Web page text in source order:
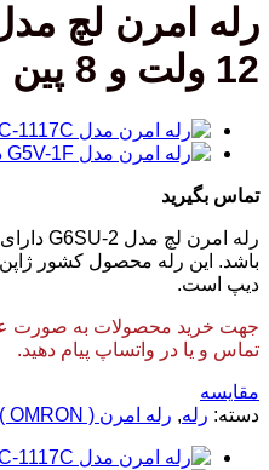
12 ولت و 8 پین
تماس بگیرید
باشد. این رله محصول کشور
دیپ است.
جهت خرید محصولات به صورت
تماس و یا در واتساپ پیام دهید.
مقایسه
دسته: رله, رله امرن ( OMRON )